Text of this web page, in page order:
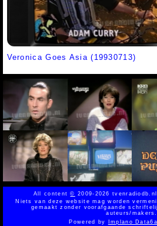
Veronica Goes Asia (19930713)
All content© 2009-2026
Niets van deze website mag worden
gemaakt zonder voorafgaande
auteurs/makers.
Powered by Implano